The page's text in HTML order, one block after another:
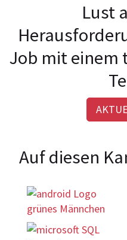
Lust
Job mit einem
Auf diesen